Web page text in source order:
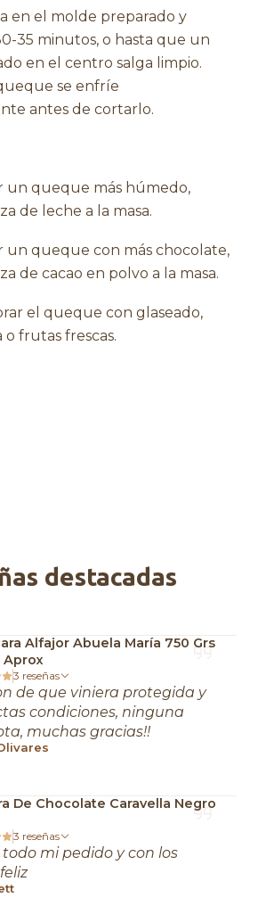
en el molde preparado y
35 minutos, o hasta que un
en el centro salga limpio.
se enfríe
antes de cortarlo.
un queque más húmedo,
de leche a la masa.
un queque con más chocolate,
de cacao en polvo a la masa.
el queque con glaseado,
frutas frescas.
destacadas
Alfajor Abuela María 750 Grs
Aprox
3 reseñas
de que viniera protegida y
condiciones, ninguna
muchas gracias!!
De Chocolate Caravella Negro
3 reseñas
mi pedido y con los